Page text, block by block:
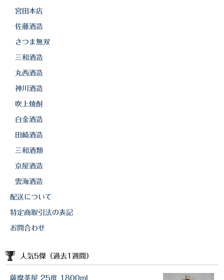
宮田本店
佐藤酒造
さつま無双
三和酒造
丸西酒造
神川酒造
吹上焼酎
白金酒造
田崎酒造
三和酒類
京屋酒造
雲海酒造
配送について
特定商取引法の表記
お問合わせ
人気5傑（過去1週間）
薩摩茶屋 25度 1800ml